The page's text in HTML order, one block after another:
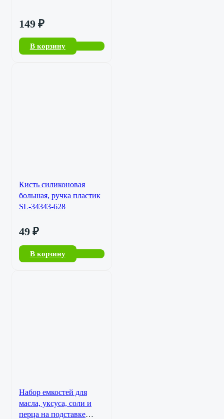
149 ₽
В корзину
Кисть силиконовая
большая, ручка пластик
SL-34343-628
49 ₽
В корзину
Набор емкостей для
масла, уксуса, соли и
перца на подставке